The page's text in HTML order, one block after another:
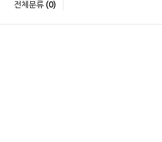
전체분류 (0)